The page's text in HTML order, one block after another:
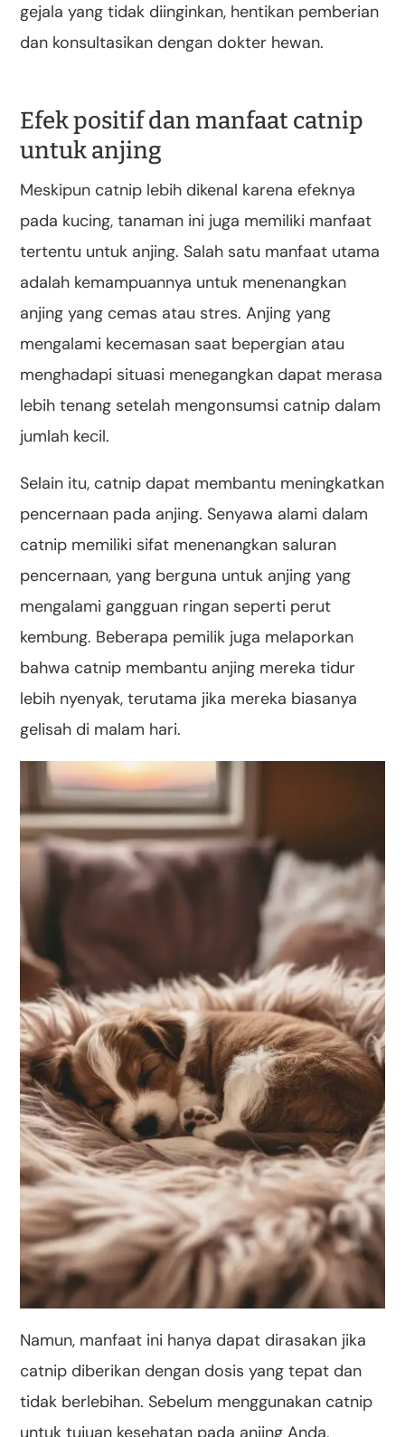
gejala yang tidak diinginkan, hentikan pemberian
dan konsultasikan dengan dokter hewan.
Efek positif dan manfaat catnip
untuk anjing
Meskipun catnip lebih dikenal karena efeknya
pada kucing, tanaman ini juga memiliki manfaat
tertentu untuk anjing. Salah satu manfaat utama
adalah kemampuannya untuk menenangkan
anjing yang cemas atau stres. Anjing yang
mengalami kecemasan saat bepergian atau
menghadapi situasi menegangkan dapat merasa
lebih tenang setelah mengonsumsi catnip dalam
jumlah kecil.
Selain itu, catnip dapat membantu meningkatkan
pencernaan pada anjing. Senyawa alami dalam
catnip memiliki sifat menenangkan saluran
pencernaan, yang berguna untuk anjing yang
mengalami gangguan ringan seperti perut
kembung. Beberapa pemilik juga melaporkan
bahwa catnip membantu anjing mereka tidur
lebih nyenyak, terutama jika mereka biasanya
gelisah di malam hari.
Namun, manfaat ini hanya dapat dirasakan jika
catnip diberikan dengan dosis yang tepat dan
tidak berlebihan. Sebelum menggunakan catnip
untuk tujuan kesehatan pada anjing Anda,